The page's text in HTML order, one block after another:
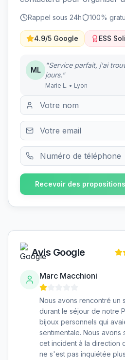
Rappel sous 24h 100%
4.9/5 Google ESS
ML
"Service parfait, j'ai
jours."
Marie L. • Lyon
Recevoir des
Avis Google
Marc Macchioni
Nous avons rencontré un
durant le séjour de notre
bijoux personnels qui
sentimentale. Nous avons
cet incident à la direction
ne s'est pas inquiétée